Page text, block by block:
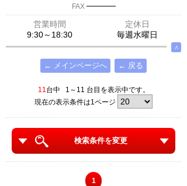
FAX ─────
営業時間
定休日
9:30～18:30
毎週水曜日
∧
← メインページへ ← 戻る
11台中 1～11 台目を表示中です。
現在の表示条件は1ページ
検索条件を変更
1